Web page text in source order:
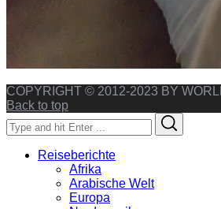
COPYRIGHT © 2012-2023 BY
Back to top
Search
for:
Reiseberichte
Afrika
Arabische Welt
Europa